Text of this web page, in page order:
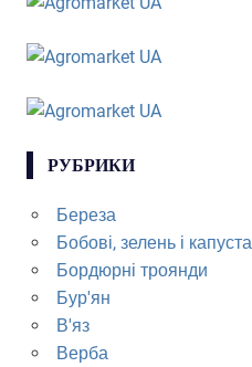
РУБРИКИ
Береза
Бобові, зелень і капуста
Бордюрні троянди
Бур'ян
В'яз
Верба